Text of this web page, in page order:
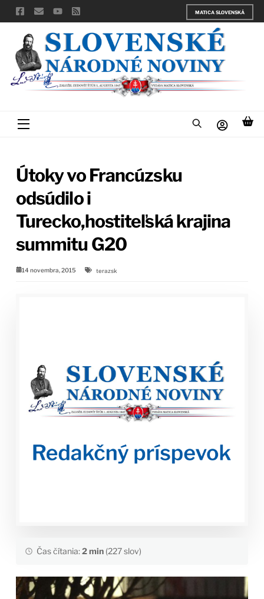
Skip
to
content
MATICA SLOVENSKÁ
Menu
Útoky vo Francúzsku
odsúdilo i
Turecko,hostiteľská krajina
summitu G20
14 novembra, 2015 terazsk
Čas čítania:2 min(227 slov)